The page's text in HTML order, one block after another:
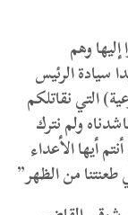
وهم
سيادة الرئيس
التي نقاتلكم
ولم نترك
أيها الأعداء
من الظهر”